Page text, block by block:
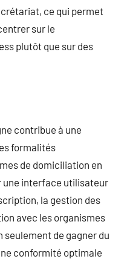
ce qui permet
sur le
plutôt que sur des
contribue à une
formalités
de domiciliation en
une interface utilisateur
la gestion des
avec les organismes
de gagner du
conformité optimale